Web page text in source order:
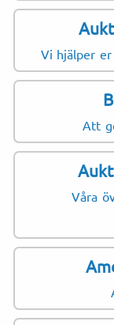
Vi hjälper er
Att
Våra